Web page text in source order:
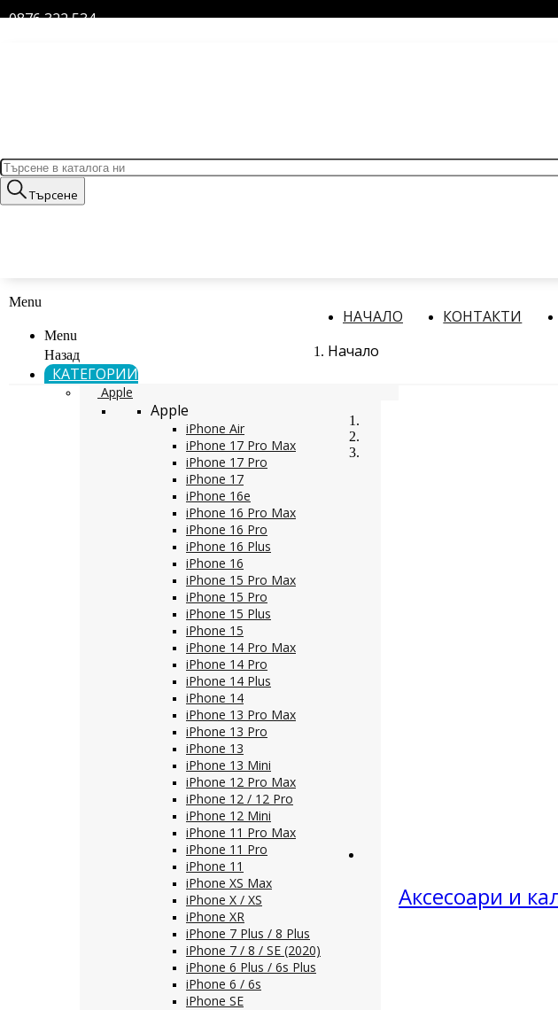
0876 322 534
Търсене
Menu
Menu
Назад
КАТЕГОРИИ
Apple
Apple
iPhone Air
iPhone 17 Pro Max
iPhone 17 Pro
iPhone 17
iPhone 16e
iPhone 16 Pro Max
iPhone 16 Pro
iPhone 16 Plus
iPhone 16
iPhone 15 Pro Max
iPhone 15 Pro
iPhone 15 Plus
iPhone 15
iPhone 14 Pro Max
iPhone 14 Pro
iPhone 14 Plus
iPhone 14
iPhone 13 Pro Max
iPhone 13 Pro
iPhone 13
iPhone 13 Mini
iPhone 12 Pro Max
iPhone 12 / 12 Pro
iPhone 12 Mini
iPhone 11 Pro Max
iPhone 11 Pro
iPhone 11
iPhone XS Max
iPhone X / XS
iPhone XR
iPhone 7 Plus / 8 Plus
iPhone 7 / 8 / SE (2020)
iPhone 6 Plus / 6s Plus
iPhone 6 / 6s
iPhone SE
НАЧАЛО КОНТАКТИ
Начало
Аксесоари и